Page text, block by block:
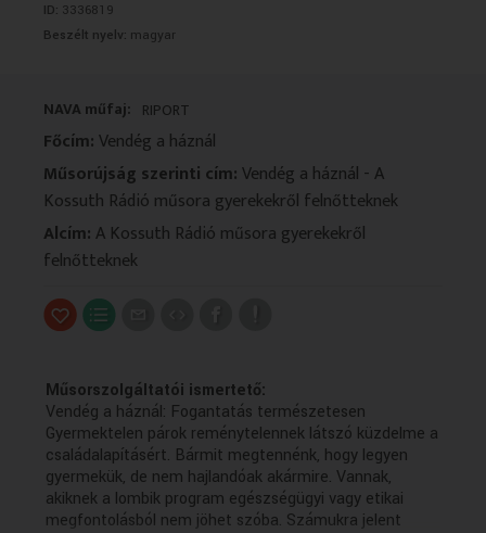
ID: 3336819
Beszélt nyelv: magyar
NAVA műfaj: RIPORT
Főcím:Vendég a háznál
Műsorújság szerinti cím:Vendég a háznál - A
Kossuth Rádió műsora gyerekekről felnőtteknek
Alcím:A Kossuth Rádió műsora gyerekekről
felnőtteknek
Műsorszolgáltatói ismertető:
Vendég a háznál: Fogantatás természetesen
Gyermektelen párok reménytelennek látszó küzdelme a
családalapításért. Bármit megtennénk, hogy legyen
gyermekük, de nem hajlandóak akármire. Vannak,
akiknek a lombik program egészségügyi vagy etikai
megfontolásból nem jöhet szóba. Számukra jelent